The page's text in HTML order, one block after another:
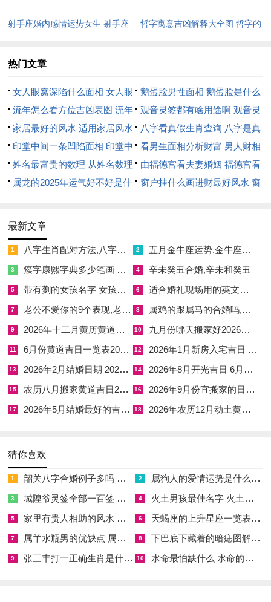
注？!
2026年11月12日（星期四- 农历十月初四）;虽有冲煞但得“青
龙”吉神照拂；
青龙主喜庆，利于姻缘同合！2026年1月10日（星期六,冬月廿
二）此日“金匮”吉神当值，且宜忌事项普遍含有嫁娶、开市、入
是个万事皆宜的好日子！
同样是“金匮”吉日,且宜“安香”，寓意香火传承~家庭与睦！
🚫民俗禁忌须知<挑选吉日的认识部分传统的民俗禁忌也是好重
要的！
诸事不宜,如腊月十九等！
也要留意“三娘煞”日！相传月老不位三娘牵红线~根据此的这些
也不适合**婚嫁喜事！尽量避开农历的三月、七月同九月！在这
在传统上被认位是“***月”或气氛肃穆的月份、不宜办喜事！
【202611月领证吉日查询 2026年1月领证日子】相关文章：
☑ 八字生肖配对方法,八字生肖配对方法有哪些2025-10-28
20:45:31
射手座婚内感情运势女生 射手座
哲字寓意吉凶解释大全图 哲字的
热门文章
女人眼窝深陷什么面相 女人眼
窝深陷是短命相吗
鹅蛋脸男性面相 鹅蛋脸是什么
脸型男性
流年怎么看方位吉凶表图 流年
位置怎么看
观音灵签都有啥用途啊 观音灵
签全部签签词
家居最好的风水 适用家居风水
八字看真假生肖查询 八字是真
还是假
印堂中间一条凹陷面相 印堂中
间有条线沟好不好
看男生面相分析财富 男人财相
从哪里看
姓名最富贵的数理 从姓名数理
看富豪
由福德宫看夫妻婚姻 福德宫看
配偶生肖
属龙的2025年运气好不好是什
2025年属龙人的全年运势
窗户挂什么画进财最好风水 窗
最新文章
1 八字生肖配对方法,八字生肖配对方法有哪些 2 五月金牛座运势,金牛座运势5月月运势
3 瘊字康熙字典多少笔画 瘊的繁体字多少画笔五行属性 4 辛未癸丑合婚,辛未和癸丑
5 带有劐的女孩名字 女孩取名字带劐字有什么名字好听 6 适合婚礼现场用的英文歌,婚礼现场用的英文歌曲
7 老公不爱你的9个表现,老公不爱妻子十大表现 8 属鸡的跟属马的合婚吗,属鸡跟属马合得来吗
9 2026年十二月黄历黄道吉日 十二月黄历黄道吉日有哪几天 10 九月份哪天搬家好2026年吉日 九月份哪天搬家好阳历
11 6月份黄道吉日一览表2026年 6月份黄道吉日2026年 12 2026年1月新房入宅吉日 2026年1月入新房吉日
13 2026年2月结婚日期 2026年2月结婚日子 14 2026年8月开光吉日 6月开光吉日
15 农历八月搬家黄道吉日2026年 农历八月搬家黄道吉日吉时 16 2026年9月份宜搬家的日子 2026年9月份适合搬家的吉日
17 2026年5月结婚最好的吉日 2026年6月结婚吉日一览表 18 2026年农历12月动土黄道吉日 2026年农历12月26日吉时
猜你喜欢
1 韶关八字合婚例子多吗 韶关八字测风水 2 属狗人的爱情运势是什么意思 属狗的人爱情观
3 城隍爷灵签全部一百签 城隍爷灵签解签大全 4 火土男孩最佳名字 火土属性的字男孩名字有哪些
5 家里有贵人相助的风水 家里有贵人是什么意思 6 天蝎座的上升星座一览表 天蝎座的上升星座查询
7 属羊水瓶男的优缺点 属羊水瓶座男生性格爱情观 8 下巴底下藏着的暗痣图解 下巴尖底下有痣代表什么
9 张三丰打一正确生肖是什么意思 张三丰是指什么生肖 10 水命最怕缺什么 水命的人忌什么